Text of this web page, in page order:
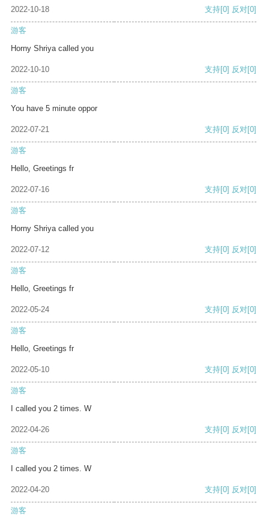
2022-10-18 支持[0] 反对[0]
游客
Horny Shriya called you
2022-10-10 支持[0] 反对[0]
游客
You have 5 minute oppor
2022-07-21 支持[0] 反对[0]
游客
Hello, Greetings fr
2022-07-16 支持[0] 反对[0]
游客
Horny Shriya called you
2022-07-12 支持[0] 反对[0]
游客
Hello, Greetings fr
2022-05-24 支持[0] 反对[0]
游客
Hello, Greetings fr
2022-05-10 支持[0] 反对[0]
游客
I called you 2 times. W
2022-04-26 支持[0] 反对[0]
游客
I called you 2 times. W
2022-04-20 支持[0] 反对[0]
游客